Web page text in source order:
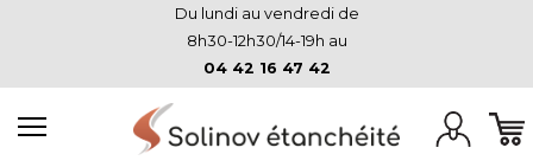
Du lundi au vendredi de
8h30-12h30/14-19h au
04 42 16 47 42